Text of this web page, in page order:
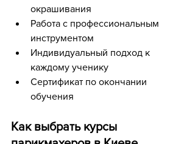
окрашивания
Работа с профессиональным
инструментом
Индивидуальный подход к
каждому ученику
Сертификат по окончании
обучения
Как выбрать курсы